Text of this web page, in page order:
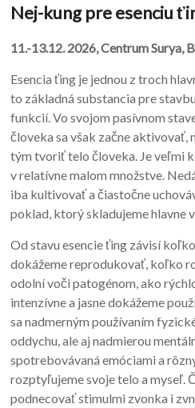
Nej-kung pre esenciu
11.-13.12. 2026, Centrum Surya,
Esencia ťing je jednou z troch
to základná substancia pre
funkcií. Vo svojom pasívnom
človeka sa však začne aktivovať,
tým tvoriť telo človeka. Je veľmi
v relatívne malom množstve.
iba kultivovať a čiastočne
poklad, ktorý skladujeme hlavne
Od stavu esencie ťing závisí
dokážeme reprodukovať, koľko
odolní voči patogénom, ako
intenzívne a jasne dokážeme
sa nadmerným používaním
oddychu, ale aj nadmierou
spotrebovávaná emóciami a
rozptyľujeme svoje telo a myseľ.
podnecovať stimulmi zvonka i